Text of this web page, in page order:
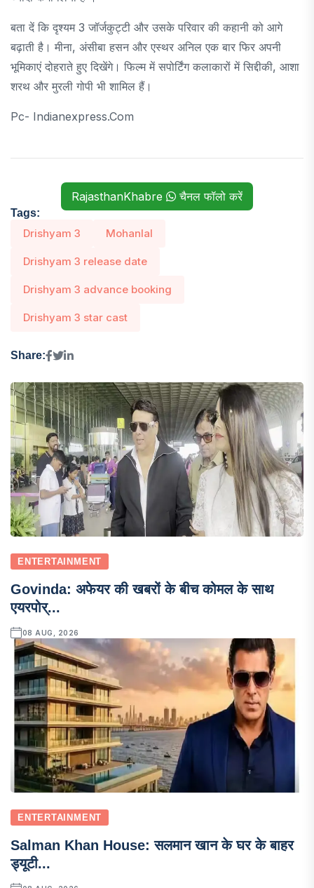
बता दें कि दृश्यम 3 जॉर्जकुट्टी और उसके परिवार की कहानी को आगे
बढ़ाती है। मीना, अंसीबा हसन और एस्थर अनिल एक बार फिर अपनी
भूमिकाएं दोहराते हुए दिखेंगे। फिल्म में सपोर्टिंग कलाकारों में सिद्दीकी, आशा
शरथ और मुरली गोपी भी शामिल हैं।
Pc- Indianexpress.com
RajasthanKhabre चैनल फॉलो करें
Tags:
Drishyam 3 Mohanlal
Drishyam 3 release date
Drishyam 3 advance booking
Drishyam 3 star cast
Share:
ENTERTAINMENT
Govinda: अफेयर की खबरों के बीच कोमल के साथ
एयरपोर्...
08 AUG, 2026
ENTERTAINMENT
Salman Khan House: सलमान खान के घर के बाहर
ड्यूटी...